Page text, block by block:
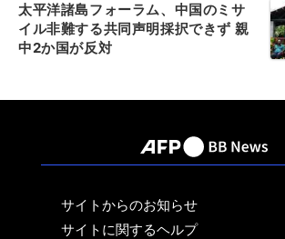
太平洋諸島フォーラム、中国のミサ
イル非難する共同声明採択できず 親
中2か国が反対
サイトからのお知らせ
サイトに関するヘルプ